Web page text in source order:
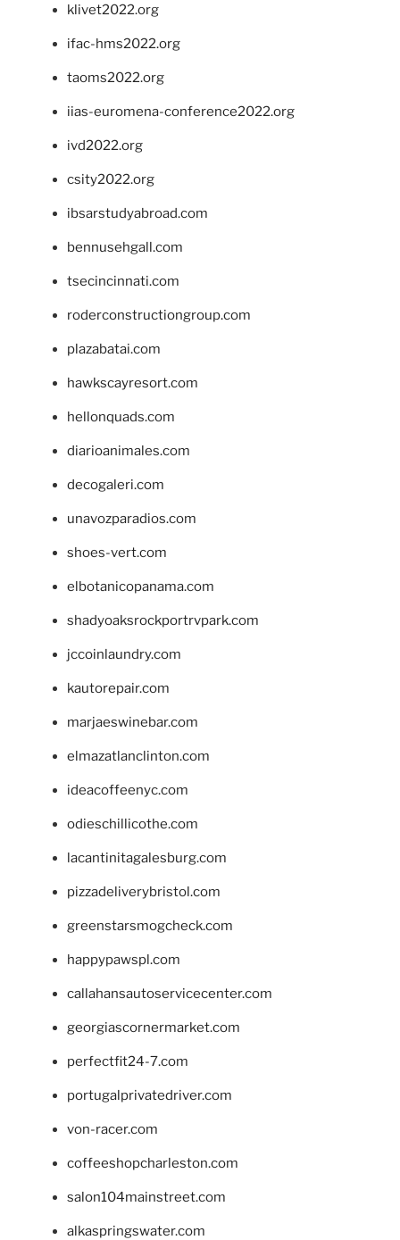
klivet2022.org
ifac-hms2022.org
taoms2022.org
iias-euromena-conference2022.org
ivd2022.org
csity2022.org
ibsarstudyabroad.com
bennusehgall.com
tsecincinnati.com
roderconstructiongroup.com
plazabatai.com
hawkscayresort.com
hellonquads.com
diarioanimales.com
decogaleri.com
unavozparadios.com
shoes-vert.com
elbotanicopanama.com
shadyoaksrockportrvpark.com
jccoinlaundry.com
kautorepair.com
marjaeswinebar.com
elmazatlanclinton.com
ideacoffeenyc.com
odieschillicothe.com
lacantinitagalesburg.com
pizzadeliverybristol.com
greenstarsmogcheck.com
happypawspl.com
callahansautoservicecenter.com
georgiascornermarket.com
perfectfit24-7.com
portugalprivatedriver.com
von-racer.com
coffeeshopcharleston.com
salon104mainstreet.com
alkaspringswater.com